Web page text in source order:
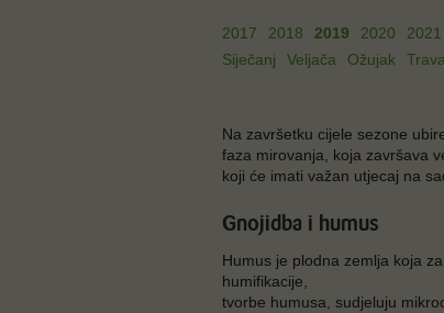
2017 2018 2019 2020 2021
Siječanj
Veljača Ožujak
Na završetku cijele sezone
faza mirovanja, koja završava
koji će imati važan utjecaj na
Gnojidba i humus
Humus je plodna zemlja koja
humifikacije,
tvorbe humusa, sudjeluju